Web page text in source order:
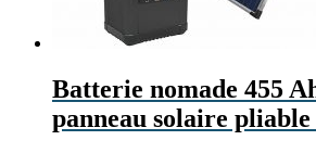
Batterie nomade 455
panneau solaire